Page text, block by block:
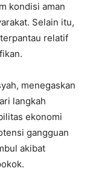
kondisi aman
Selain itu,
relatif
menegaskan
langkah
ekonomi
gangguan
akibat